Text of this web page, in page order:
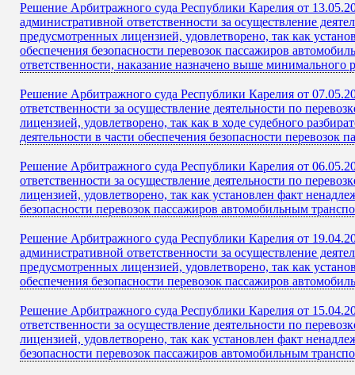
Решение Арбитражного суда Республики Карелия от
административной ответственности за осуществление
предусмотренных лицензией, удовлетворено, так как
обеспечения безопасности перевозок пассажиров
ответственности, наказание назначено выше минимального
Решение Арбитражного суда Республики Карелия от
ответственности за осуществление деятельности по
лицензией, удовлетворено, так как в ходе судебного
деятельности в части обеспечения безопасности
Решение Арбитражного суда Республики Карелия от
ответственности за осуществление деятельности по
лицензией, удовлетворено, так как установлен факт
безопасности перевозок пассажиров автомобильным
Решение Арбитражного суда Республики Карелия от
административной ответственности за осуществление
предусмотренных лицензией, удовлетворено, так как
обеспечения безопасности перевозок пассажиров
Решение Арбитражного суда Республики Карелия от
ответственности за осуществление деятельности по
лицензией, удовлетворено, так как установлен факт
безопасности перевозок пассажиров автомобильным